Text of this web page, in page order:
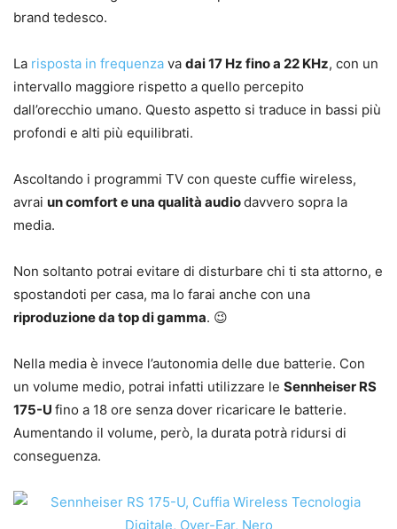
brand tedesco.
La risposta in frequenza va dai 17 Hz fino a 22 KHz, con un
intervallo maggiore rispetto a quello percepito
dall’orecchio umano. Questo aspetto si traduce in bassi più
profondi e alti più equilibrati.
Ascoltando i programmi TV con queste cuffie wireless,
avrai un comfort e una qualità audiodavvero sopra la
media.
Non soltanto potrai evitare di disturbare chi ti sta attorno, e
spostandoti per casa, ma lo farai anche con una
riproduzione da top di gamma. 😉
Nella media è invece l’autonomia delle due batterie. Con
un volume medio, potrai infatti utilizzare le Sennheiser RS
175-U fino a 18 ore senza dover ricaricare le batterie.
Aumentando il volume, però, la durata potrà ridursi di
conseguenza.